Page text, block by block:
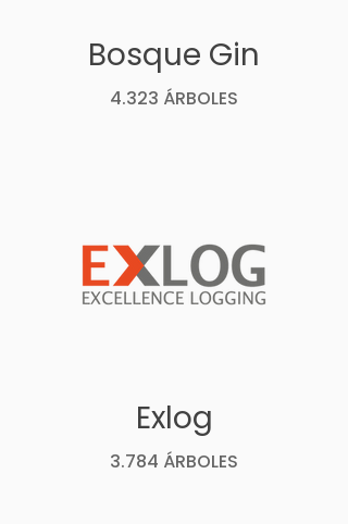
Bosque Gin
4.323 ÁRBOLES
Exlog
3.784 ÁRBOLES